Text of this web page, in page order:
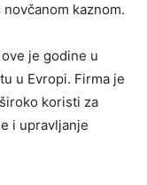
kaznom.
je godine u
u Evropi. Firma je
koristi za
i upravljanje